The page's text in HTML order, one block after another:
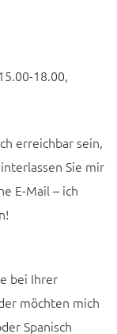
18.00,
erreichbar sein,
Sie mir
E-Mail – ich
bei Ihrer
möchten mich
Spanisch